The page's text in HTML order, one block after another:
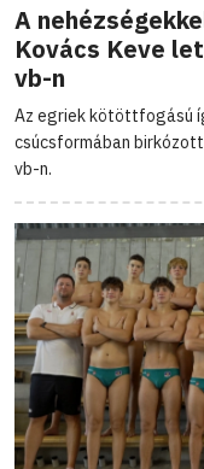
A
Kovács Keve
vb-n
Az egriek kötöttfogású
csúcsformában
vb-n.